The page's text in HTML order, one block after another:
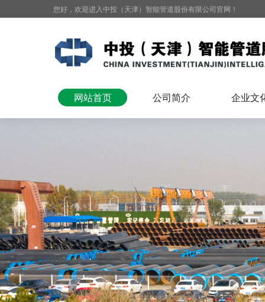
您好，欢迎进入中投（天津）智能管道股份有限公司官网！
网站首页 公司简介 企业文